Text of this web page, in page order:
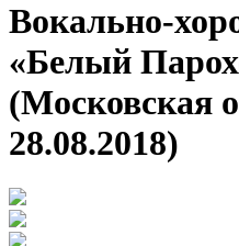
Вокально-
«Белый
(Московская
28.08.2018)